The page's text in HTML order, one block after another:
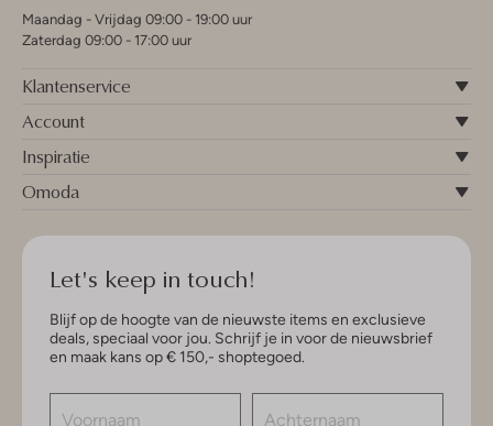
Maandag - Vrijdag 09:00 - 19:00 uur
Zaterdag 09:00 - 17:00 uur
Klantenservice
Account
Inspiratie
Omoda
Let's keep in touch!
Blijf op de hoogte van de nieuwste items en exclusieve
deals, speciaal voor jou. Schrijf je in voor de nieuwsbrief
en maak kans op € 150,- shoptegoed.